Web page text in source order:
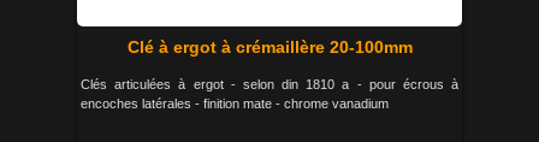
Clé à ergot à crémaillère 20-100mm
Clés articulées à ergot - selon din 1810 a - pour écrous à
encoches latérales - finition mate - chrome vanadium